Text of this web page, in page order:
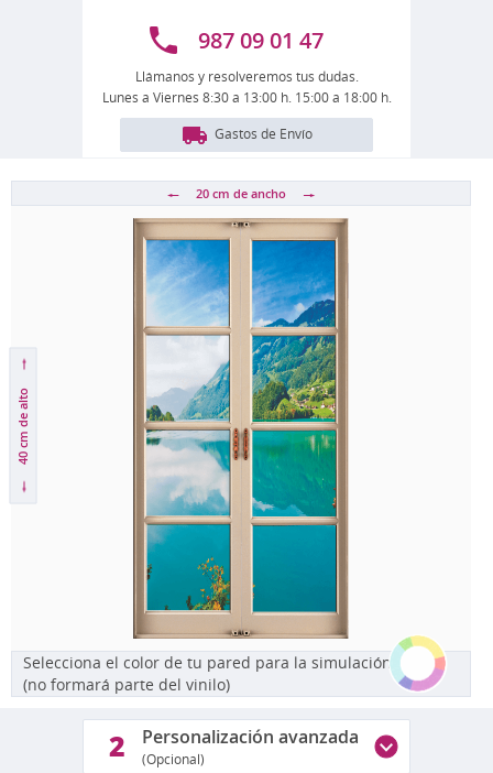
987 09 01 47
Llámanos y resolveremos tus dudas.
Lunes a Viernes 8:30 a 13:00 h. 15:00 a 18:00 h.
Gastos de Envío
20 cm de ancho
40 cm
de alto
Selecciona el color de tu pared para la simulación
(no formará parte del vinilo)
2 Personalización avanzada
(Opcional)